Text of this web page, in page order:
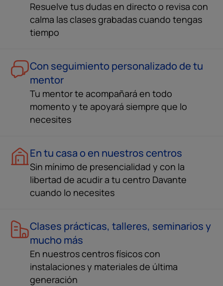
Resuelve tus dudas en directo o revisa con
calma las clases grabadas cuando tengas
tiempo
Con seguimiento personalizado de tu
mentor
Tu mentor te acompañará en todo
momento y te apoyará siempre que lo
necesites
En tu casa o en nuestros centros
Sin mínimo de presencialidad y con la
libertad de acudir a tu centro Davante
cuando lo necesites
Clases prácticas, talleres, seminarios y
mucho más
En nuestros centros físicos con
instalaciones y materiales de última
generación